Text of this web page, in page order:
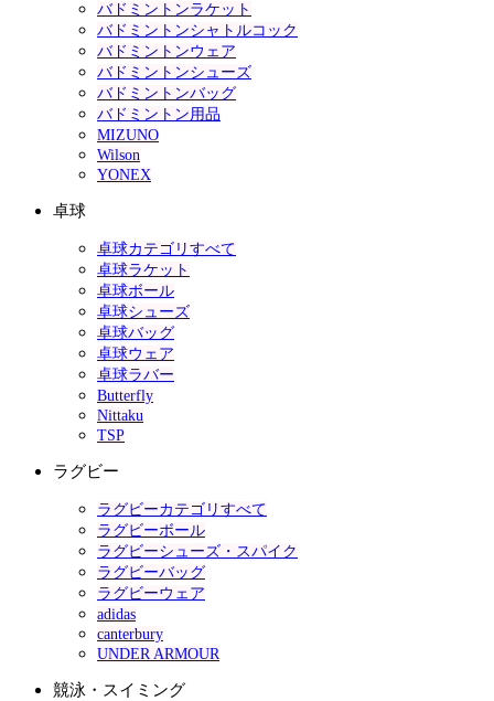
バドミントンラケット
バドミントンシャトルコック
バドミントンウェア
バドミントンシューズ
バドミントンバッグ
バドミントン用品
MIZUNO
Wilson
YONEX
卓球
卓球カテゴリすべて
卓球ラケット
卓球ボール
卓球シューズ
卓球バッグ
卓球ウェア
卓球ラバー
Butterfly
Nittaku
TSP
ラグビー
ラグビーカテゴリすべて
ラグビーボール
ラグビーシューズ・スパイク
ラグビーバッグ
ラグビーウェア
adidas
canterbury
UNDER ARMOUR
競泳・スイミング